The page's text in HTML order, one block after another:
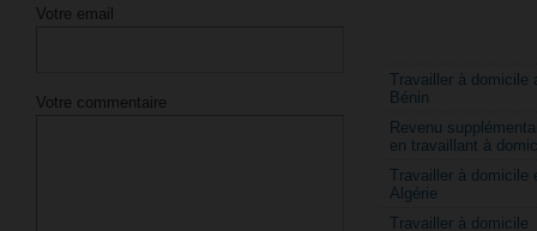
Travailler à domicile
Bénin
Revenu
en travaillant à
Travailler à domicile
Algérie
Travailler à domicile
Votre email
Votre commentaire